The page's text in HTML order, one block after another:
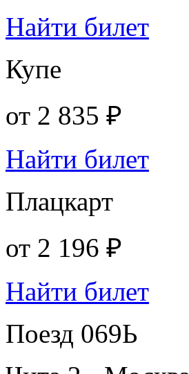
Найти билет
Купе
от 2 835 ₽
Найти билет
Плацкарт
от 2 196 ₽
Найти билет
Поезд 069Ь